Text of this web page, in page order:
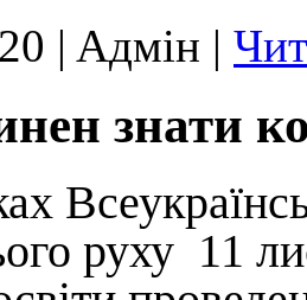
| Aдмін |
знати
руху 11